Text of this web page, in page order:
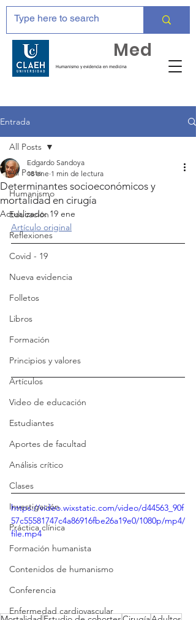
Humanismo y evidencia en medicina
Med
Entrada
All Posts
Humanismo
Educación
Reflexiones
Covid - 19
Nueva evidencia
Folletos
Libros
Formación
Principios y valores
Artículos
Video de educación
Estudiantes
Aportes de facultad
Análisis crítico
Clases
Investigación
Práctica clínica
Formación humanista
Contenidos de humanismo
Conferencia
Enfermedad cardiovascular
All Posts
Determinantes socioeconómicos y
mortalidad en cirugía
Edgardo Sandoya
18 ene 1 min de lectura
Actualizado:19 ene
Artículo original
https://video.wixstatic.com/video/d44563_90f
57c55581747c4a86916fbe26a19e0/1080p/mp4/
file.mp4